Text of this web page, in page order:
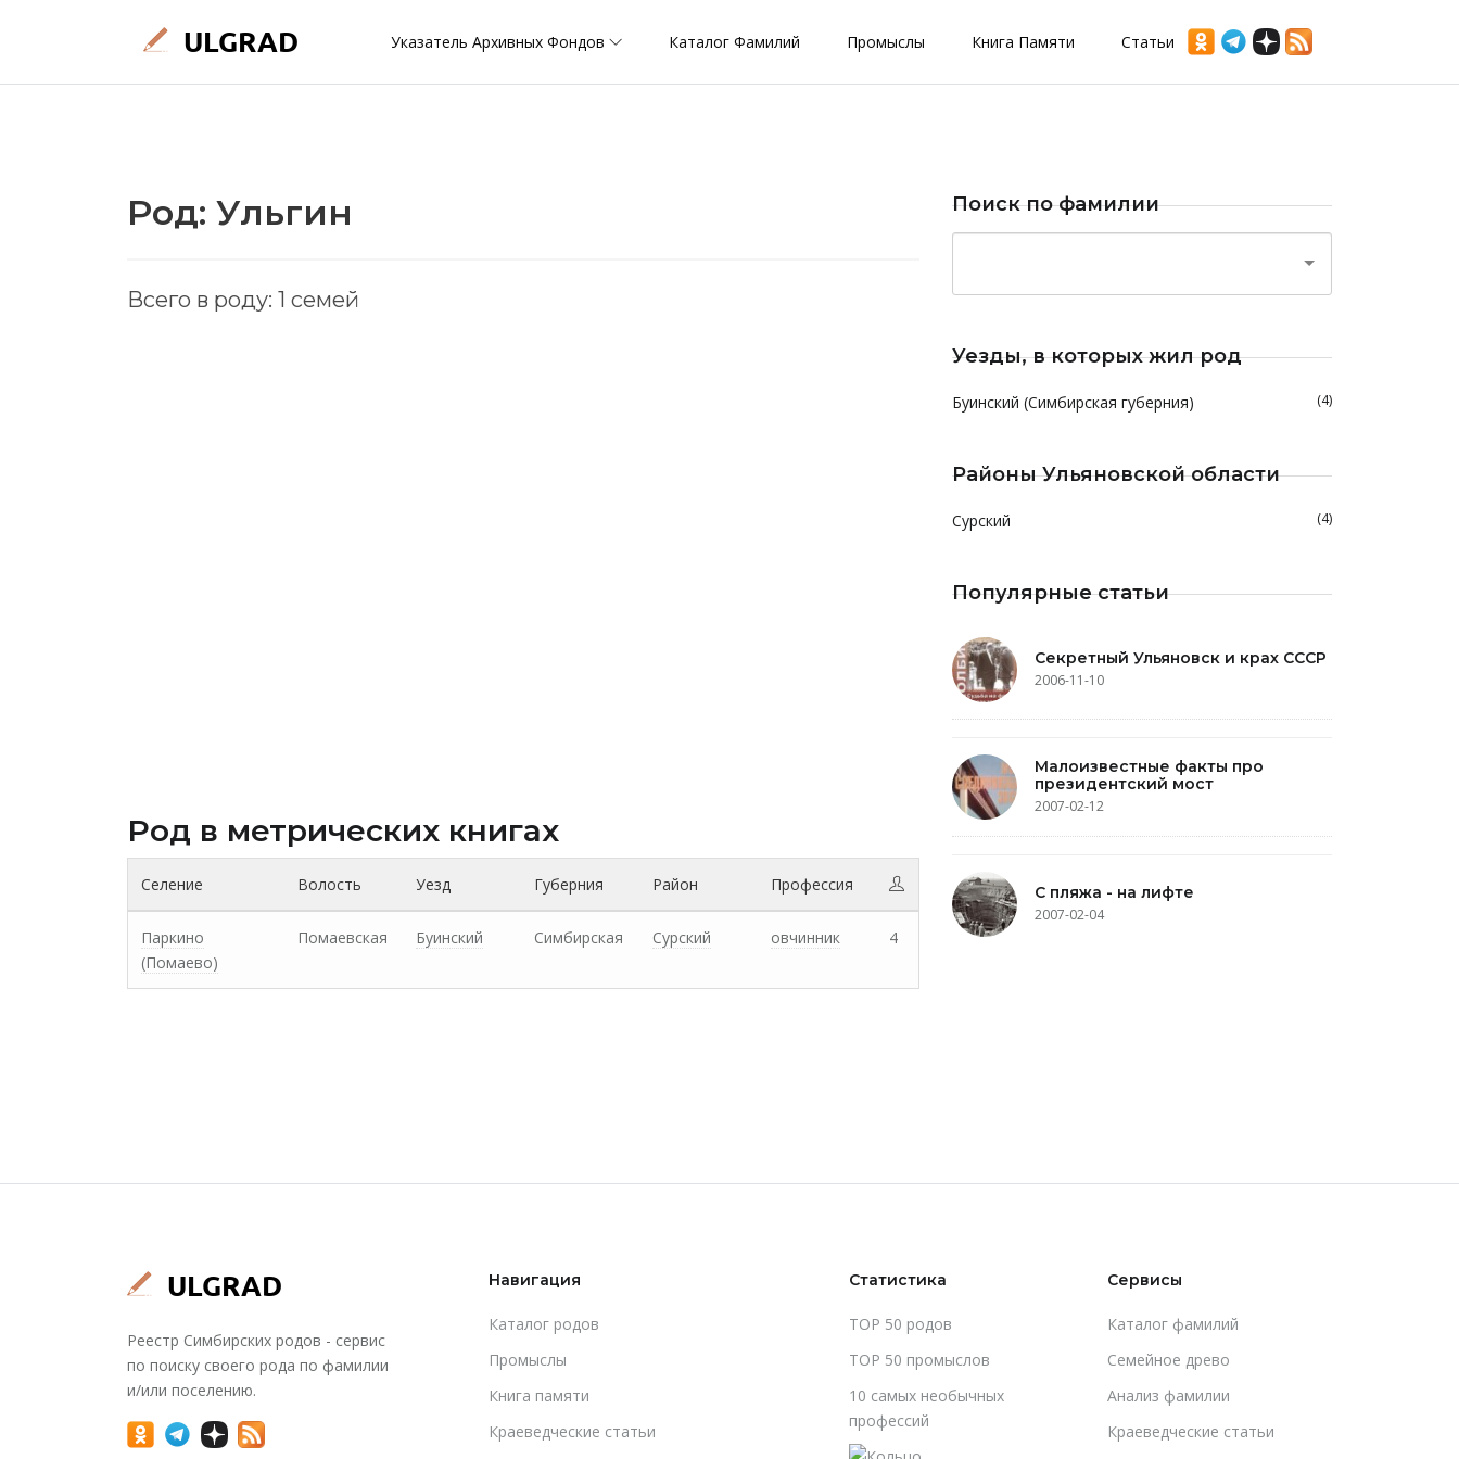
Указатель Архивных Фондов Каталог Фамилий Промыслы Книга Памяти Статьи
Род: Ульгин
Всего в роду: 1 семей
Род в метрических книгах
Селение Волость Уезд Губерния Район Профессия
Паркино
(Помаево)
Помаевская Буинский Симбирская Сурский овчинник 4
Поиск по фамилии
Уезды, в которых жил род
Буинский (Симбирская губерния) (4)
Районы Ульяновской области
Сурский (4)
Популярные статьи
Секретный Ульяновск и крах СССР
2006-11-10
Малоизвестные факты про
президентский мост
2007-02-12
С пляжа - на лифте
2007-02-04
Реестр Симбирских родов - сервис
по поиску своего рода по фамилии
и/или поселению.
Навигация
Каталог родов
Промыслы
Книга памяти
Краеведческие статьи
Статистика
TOP 50 родов
TOP 50 промыслов
10 самых необычных
профессий
Сервисы
Каталог фамилий
Cемейное древо
Анализ фамилии
Краеведческие статьи